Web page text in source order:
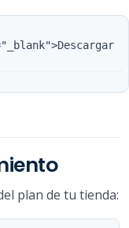
plan de tu tienda: